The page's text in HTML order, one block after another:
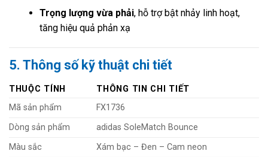
Trọng lượng vừa phải, hỗ trợ bật nhảy linh hoạt,
tăng hiệu quả phản xạ
5. Thông số kỹ thuật chi tiết
THUỘC TÍNH
THÔNG TIN CHI TIẾT
Mã sản phẩm
FX1736
Dòng sản phẩm
adidas SoleMatch Bounce
Màu sắc
Xám bạc – Đen – Cam neon